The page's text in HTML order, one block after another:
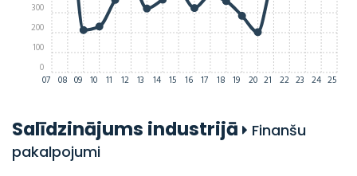
07 08 09 10 11 12 13 14 15 16 17 18 19 20 21 22 23 24 25
0
100
200
300
Salīdzinājums industrijā
Finanšu
pakalpojumi